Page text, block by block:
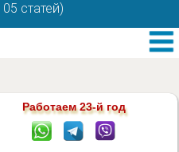
Работаем 23-й год
статей)